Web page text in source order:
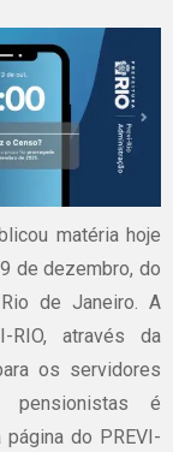
matéria hoje
de dezembro, do
de Janeiro. A
RIO, através da
os servidores
pensionistas é
do PREVI-